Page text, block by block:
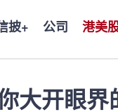
披+ 公司 港美
大开眼界